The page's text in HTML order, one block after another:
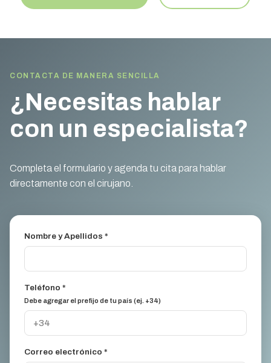
CONTACTA DE MANERA SENCILLA
¿Necesitas hablar
con un especialista?
Completa el formulario y agenda tu cita para hablar
directamente con el cirujano.
Nombre y Apellidos *
Teléfono *
Debe agregar el prefijo de tu país (ej. +34)
Correo electrónico *